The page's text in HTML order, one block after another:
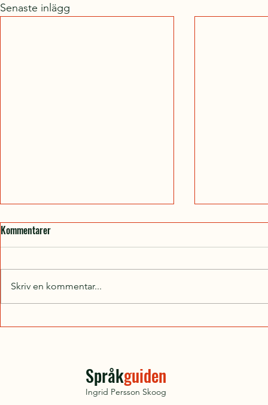
Senaste inlägg
Säsongen 2025 kavalkad av roliga
Vandra var
Kommentarer
Skriv en kommentar...
Språkguiden
Ingrid Persson Skoog